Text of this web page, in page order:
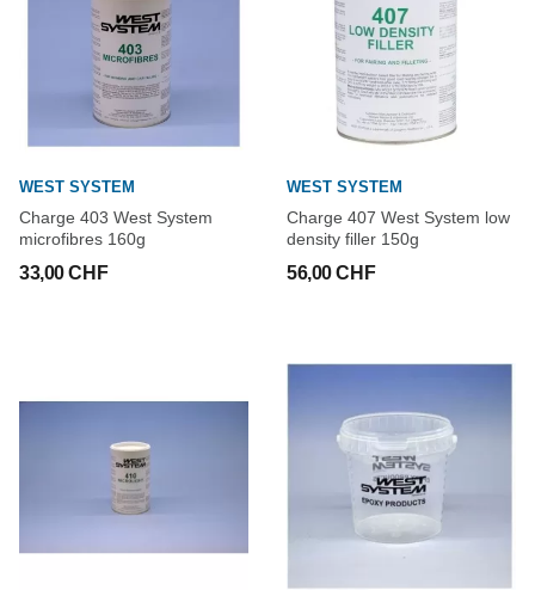
WEST SYSTEM
Charge 403 West System
microfibres 160g
33,00 CHF
WEST SYSTEM
Charge 407 West System low
density filler 150g
56,00 CHF